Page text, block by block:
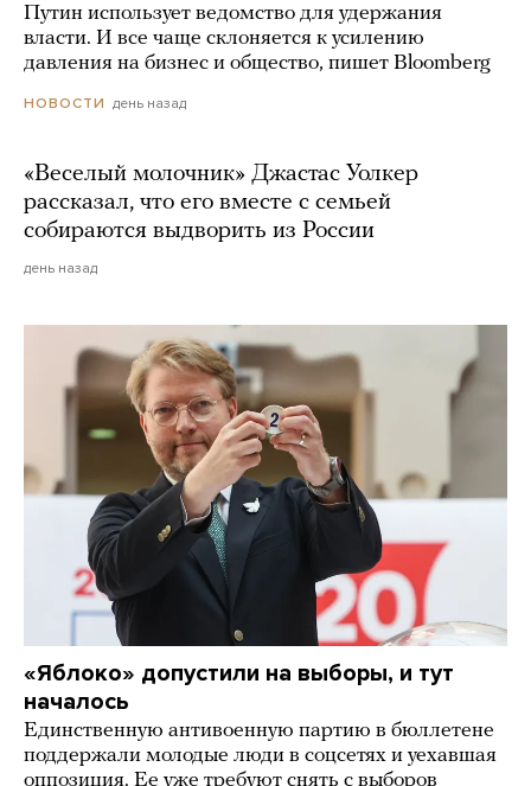
Путин использует ведомство для удержания
власти. И все чаще склоняется к усилению
давления на бизнес и общество, пишет Bloomberg
НОВОСТИ день назад
«Веселый молочник» Джастас Уолкер
рассказал, что его вместе с семьей
собираются выдворить из России
день назад
«Яблоко» допустили на выборы, и тут
началось
Единственную антивоенную партию в бюллетене
поддержали молодые люди в соцсетях и уехавшая
оппозиция. Ее уже требуют снять с выборов